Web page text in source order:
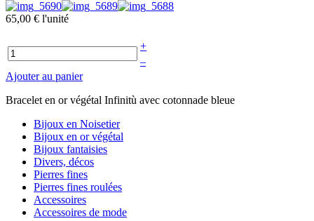
65,00 € l'unité
+
–
Ajouter au panier
Bracelet en or végétal Infinitù avec cotonnade bleue
Bijoux en Noisetier
Bijoux en or végétal
Bijoux fantaisies
Divers, décos
Pierres fines
Pierres fines roulées
Accessoires
Accessoires de mode